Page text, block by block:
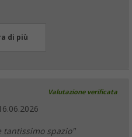
di più
Valutazione verificata
tantissimo spazio"